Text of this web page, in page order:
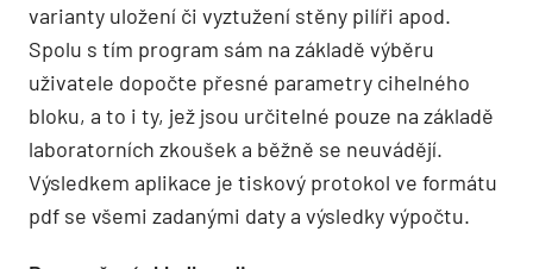
varianty uložení či vyztužení stěny pilíři apod.
Spolu s tím program sám na základě výběru
uživatele dopočte přesné parametry cihelného
bloku, a to i ty, jež jsou určitelné pouze na základě
laboratorních zkoušek a běžně se neuvádějí.
Výsledkem aplikace je tiskový protokol ve formátu
pdf se všemi zadanými daty a výsledky výpočtu.